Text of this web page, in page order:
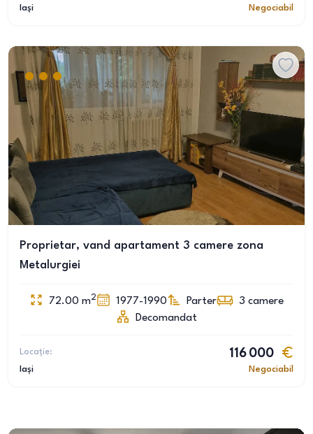
Iași
Negociabil
Proprietar, vand apartament 3 camere zona
Metalurgiei
72.00 m2 1977-1990 Parter 3 camere
Decomandat
Locație:
Iași
116 000
Negociabil